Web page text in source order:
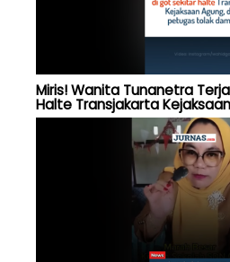
Miris! Wanita Tunanetra
Halte Transjakarta